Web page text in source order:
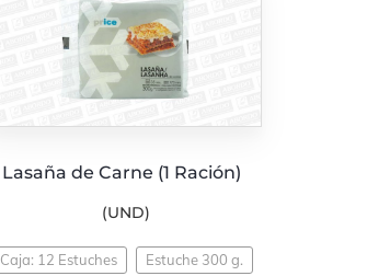
Lasaña de Carne (1 Ración)
(UND)
Caja: 12 Estuches Estuche 300 g.